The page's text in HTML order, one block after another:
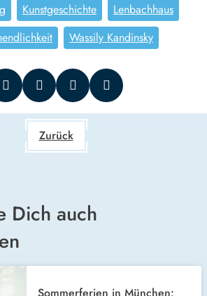
Kunstgeschichte
Lenbachhaus
Wassily Kandinsky
Zurück
Dich auch
Sommerferien in München: